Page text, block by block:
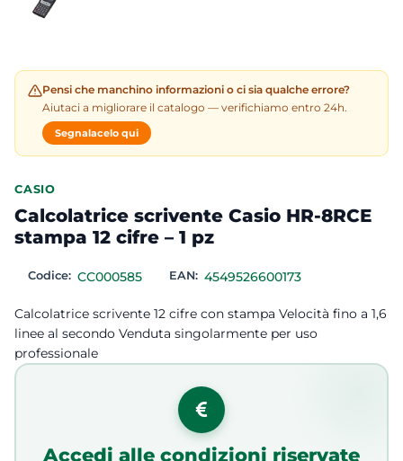
Pensi che manchino informazioni o ci sia qualche errore?
Aiutaci a migliorare il catalogo — verifichiamo entro 24h.
Segnalacelo qui
CASIO
Calcolatrice scrivente Casio HR-8RCE
stampa 12 cifre – 1 pz
Codice: CC000585 EAN: 4549526600173
Calcolatrice scrivente 12 cifre con stampa Velocità fino a 1,6
linee al secondo Venduta singolarmente per uso
professionale
Accedi alle condizioni riservate